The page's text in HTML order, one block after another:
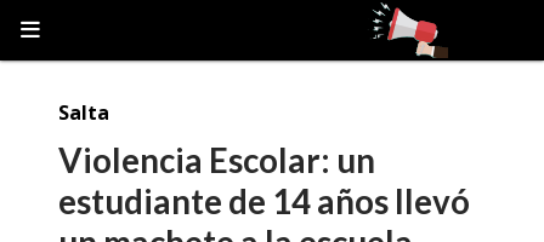
Violencia Escolar: un
estudiante de 14 años llevó
Salta